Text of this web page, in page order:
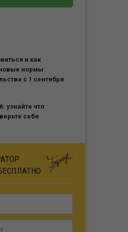
и как
нормы
с 1 сентября
узнайте что
себя